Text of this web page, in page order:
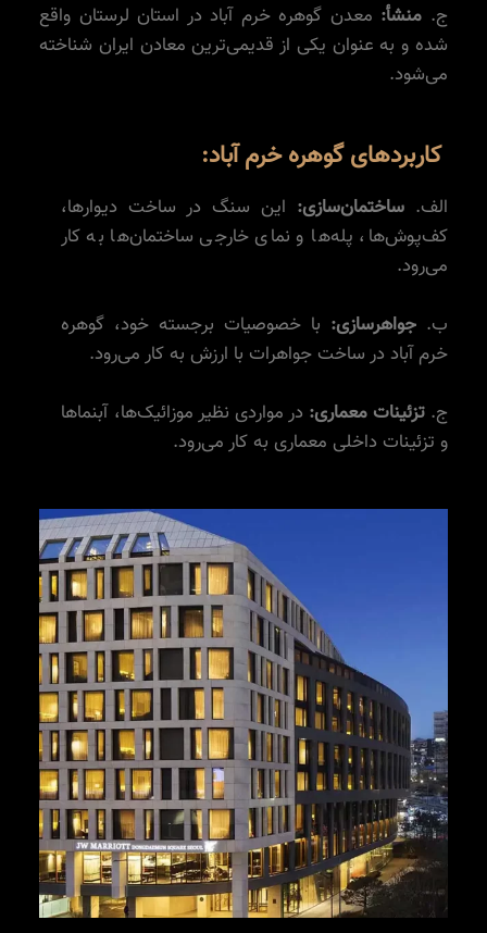
ج. منشأ: معدن گوهره خرم آباد در استان لرستان واقع
شده و به عنوان یکی از قدیمی‌ترین معادن ایران شناخته
می‌شود.
کاربردهای گوهره خرم آباد:
الف.ساختمان‌سازی: این سنگ در ساخت دیوارها،
کف‌پوش‌ها، پله‌ها و نمای خارجی ساختمان‌ها به کار
می‌رود.
ب.جواهرسازی: با خصوصیات برجسته خود، گوهره
خرم آباد در ساخت جواهرات با ارزش به کار می‌رود.
ج.تزئینات معماری: در مواردی نظیر موزائیک‌ها، آبنماها
و تزئینات داخلی معماری به کار می‌رود.